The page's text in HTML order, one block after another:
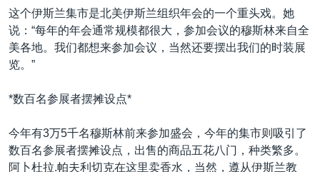
埃博拉疫情
美国之音专访
重要讲话与声明
台海两岸关系
关注西藏
关注我们
其他语言网站
这个伊斯兰集市是北美伊斯兰组织年会的一个重头戏。她
说：“每年的年会通常规模都很大，参加会议的穆斯林来自全
美各地。我们都想来参加会议，当然还要摆出我们的时装展
览。”
*数百名参展者摆摊设点*
今年有3万5千名穆斯林前来参加盛会，今年的集市则吸引了
数百名参展者摆摊设点，出售的商品五花八门，种类繁多。
阿卜杜拉.帕夫利切克在这里卖香水，当然，遵从伊斯兰教